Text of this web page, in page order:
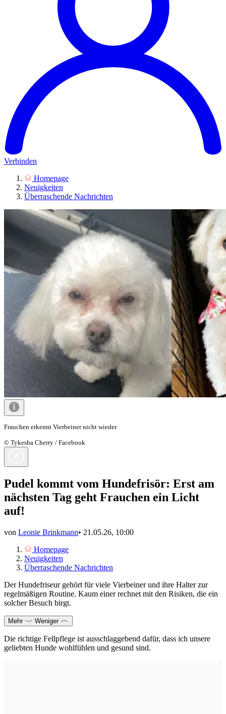
Verbinden
Homepage
Neuigkeiten
Überraschende Nachrichten
Frauchen erkennt Vierbeiner nicht wieder.
© Tykesha Cherry / Facebook
Pudel kommt vom Hundefrisör: Erst am
nächsten Tag geht Frauchen ein Licht
auf!
von Leonie Brinkmann• 21.05.26, 10:00
Homepage
Neuigkeiten
Überraschende Nachrichten
Der Hundefriseur gehört für viele Vierbeiner und ihre Halter zur
regelmäßigen Routine. Kaum einer rechnet mit den Risiken, die ein
solcher Besuch birgt.
Mehr Weniger
Die richtige Fellpflege ist ausschlaggebend dafür, dass ich unsere
geliebten Hunde wohlfühlen und gesund sind.